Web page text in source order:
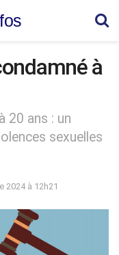
à
20 ans : un
sexuelles
2024 à 12h21